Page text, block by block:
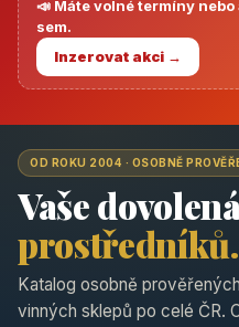
📣 Máte volné termíny
sem.
Inzerovat akci →
OD ROKU 2004 · OSOBNĚ
Vaše
prostředníků.
Katalog osobně
vinných sklepů po celé ČR.